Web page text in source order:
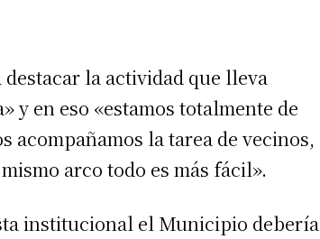
la actividad que lleva
y en eso «estamos totalmente de
acompañamos la tarea de vecinos,
arco todo es más fácil».
institucional el Municipio debería